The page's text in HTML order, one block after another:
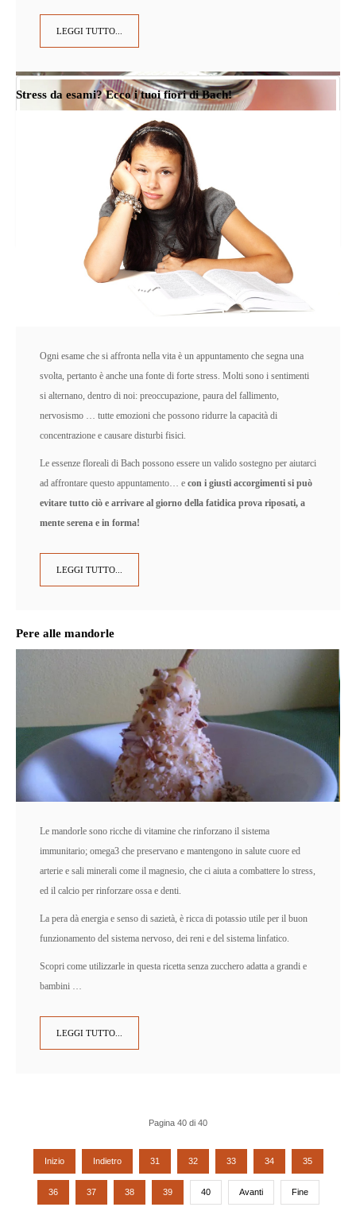
LEGGI TUTTO...
Stress da esami? Ecco i tuoi fiori di Bach!
Ogni esame che si affronta nella vita è un appuntamento che segna una
svolta, pertanto è anche una fonte di forte stress. Molti sono i sentimenti
si alternano, dentro di noi: preoccupazione, paura del fallimento,
nervosismo … tutte emozioni che possono ridurre la capacità di
concentrazione e causare disturbi fisici.
Le essenze floreali di Bach possono essere un valido sostegno per aiutarci
ad affrontare questo appuntamento… e con i giusti accorgimenti si può
evitare tutto ciò e arrivare al giorno della fatidica prova riposati, a
mente serena e in forma!
LEGGI TUTTO...
Pere alle mandorle
Le mandorle sono ricche di vitamine che rinforzano il sistema
immunitario; omega3 che preservano e mantengono in salute cuore ed
arterie e sali minerali come il magnesio, che ci aiuta a combattere lo stress,
ed il calcio per rinforzare ossa e denti.
La pera dà energia e senso di sazietà, è ricca di potassio utile per il buon
funzionamento del sistema nervoso, dei reni e del sistema linfatico.
Scopri come utilizzarle in questa ricetta senza zucchero adatta a grandi e
bambini …
LEGGI TUTTO...
Pagina 40 di 40
Inizio Indietro 31 32 33 34 35
36 37 38 39 40 Avanti Fine